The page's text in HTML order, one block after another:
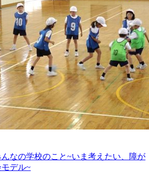
なの学校のこと~いま考えたい、障が
デル~